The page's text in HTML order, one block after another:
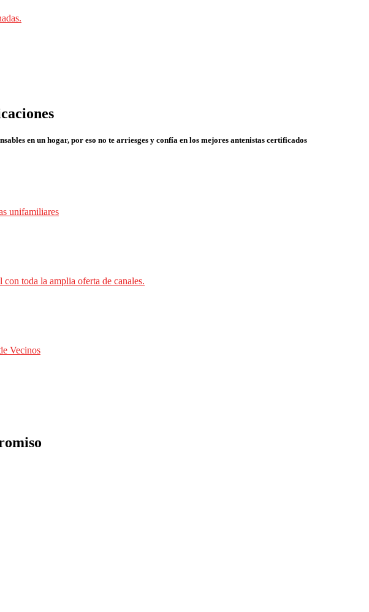
en un hogar, por eso no te arriesges y confía en los mejores antenistas certificados
unifamiliares
toda la amplia oferta de canales.
Vecinos